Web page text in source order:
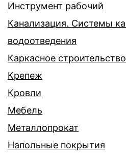
Инструмент рабочий
Канализация. Системы
водоотведения
Каркасное строительство
Крепеж
Кровли
Мебель
Металлопрокат
Напольные покрытия